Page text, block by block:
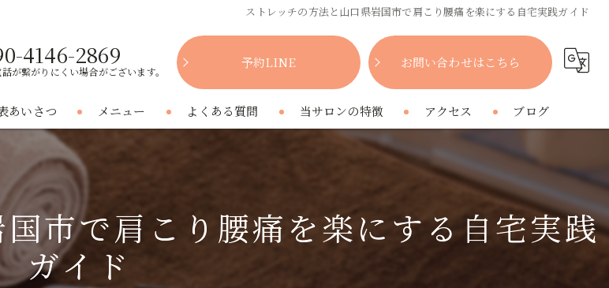
ストレッチの方法と山口県岩国市で肩こり腰痛を楽にする自宅実践ガイド
4146-2869
が繋がりにくい場合がございます。
予約LINE お問い合わせはこちら
あいさつ メニュー よくある質問 当サロンの特徴
腰痛
アクセス ブログ
コラム
市で肩こり腰痛を楽にする自宅実践
ガイド